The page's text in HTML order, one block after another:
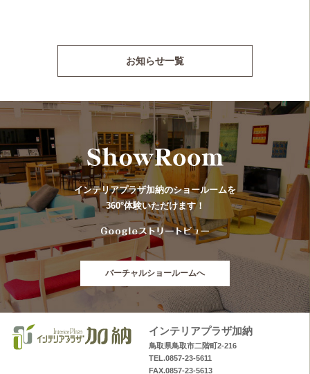
お知らせ一覧
インテリアプラザ加納のショールームを
360°体験いただけます！
バーチャルショールームへ
インテリアプラザ加納
鳥取県鳥取市二階町2-216
TEL.0857-23-5611
FAX.0857-23-5613